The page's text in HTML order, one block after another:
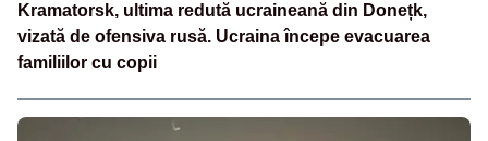
Kramatorsk, ultima redută ucraineană din Donețk,
vizată de ofensiva rusă. Ucraina începe evacuarea
familiilor cu copii